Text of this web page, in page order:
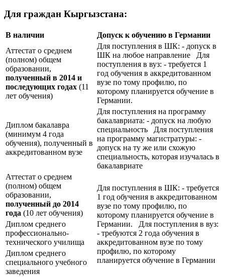
Для граждан Кыргызстана:
В наличии
Допуск к обучению в Германии
Аттестат о среднем
(полном) общем
образовании,
полученный в 2014 и
последующих годах (11
лет обучения)
Для поступления в ШК: - допуск в
ШК на любое направление Для
поступления в вуз: - требуется 1
год обучения в аккредитованном
вузе по тому профилю, по
которому планируется обучение в
Германии.
Диплом бакалавра
(минимум 4 года
обучения), полученный в
аккредитованном вузе
Для поступления на программу
бакалавриата: - допуск на любую
специальность Для поступления
на программу магистратуры: -
допуск на ту же или схожую
специальность, которая изучалась в
бакалавриате
Аттестат о среднем
(полном) общем
образовании,
полученный до 2014
года (10 лет обучения)
Для поступления в ШК: - требуется
1 год обучения в аккредитованном
вузе по тому профилю, по
которому планируется обучение в
Германии. Для поступления в вуз:
- требуются 2 года обучения в
аккредитованном вузе по тому
профилю, по которому
планируется обучение в Германии
Диплом среднего
профессионально-
технического училища
Диплом среднего
специального учебного
заведения